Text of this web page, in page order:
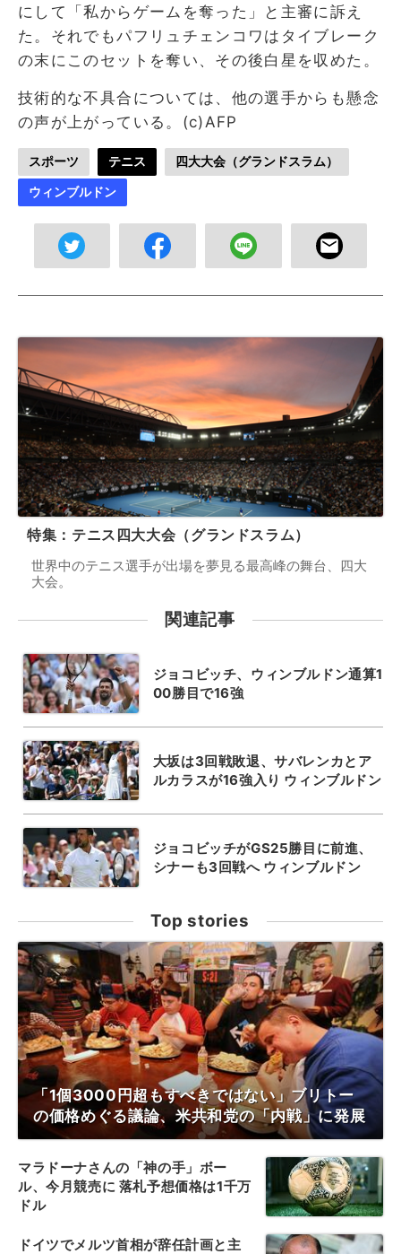
にして「私からゲームを奪った」と主審に訴え
た。それでもパフリュチェンコワはタイブレーク
の末にこのセットを奪い、その後白星を収めた。
技術的な不具合については、他の選手からも懸念
の声が上がっている。(c)AFP
スポーツ テニス 四大大会（グランドスラム）
ウィンブルドン
特集：テニス四大大会（グランドスラム）
世界中のテニス選手が出場を夢見る最高峰の舞台、四大
大会。
関連記事
ジョコビッチ、ウィンブルドン通算1
00勝目で16強
大坂は3回戦敗退、サバレンカとア
ルカラスが16強入り ウィンブルドン
ジョコビッチがGS25勝目に前進、
シナーも3回戦へ ウィンブルドン
Top stories
「1個3000円超もすべきではない」ブリトー
の価格めぐる議論、米共和党の「内戦」に発展
マラドーナさんの「神の手」ボー
ル、今月競売に 落札予想価格は1千万
ドル
ドイツでメルツ首相が辞任計画と主